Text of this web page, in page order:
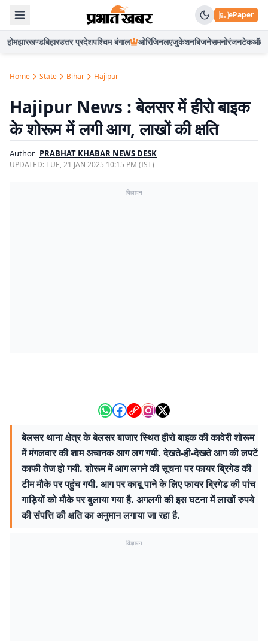
ePaper
होमझारखण्डबिहारउत्तर प्रदेशपश्चिम बंगाल ओरिजिनलएजुकेशनबिजनेसमनोरंजनटेकऑटो
Home State Bihar Hajipur
Hajipur News : बेलसर में हीरो बाइक
के शोरूम में लगी आग, लाखों की क्षति
Author PRABHAT KHABAR NEWS DESK
UPDATED:TUE, 21 JAN 2025 10:15 PM (IST)
विज्ञापन
बेलसर थाना क्षेत्र के बेलसर बाजार स्थित हीरो बाइक की कावेरी शोरूम
में मंगलवार की शाम अचानक आग लग गयी. देखते-ही-देखते आग की लपटें
काफी तेज हो गयी. शोरूम में आग लगने की सूचना पर फायर ब्रिगेड की
टीम मौके पर पहुंच गयी. आग पर काबू पाने के लिए फायर ब्रिगेड की पांच
गाड़ियों को मौके पर बुलाया गया है. अगलगी की इस घटना में लाखों रुपये
की संपत्ति की क्षति का अनुमान लगाया जा रहा है.
विज्ञापन